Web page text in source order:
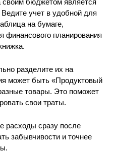
бюджетом является
учет в удобной для
на бумаге,
финансового планирования
разделите их на
может быть «Продуктовый
товары. Это поможет
свои траты.
расходы сразу после
забывчивости и точнее